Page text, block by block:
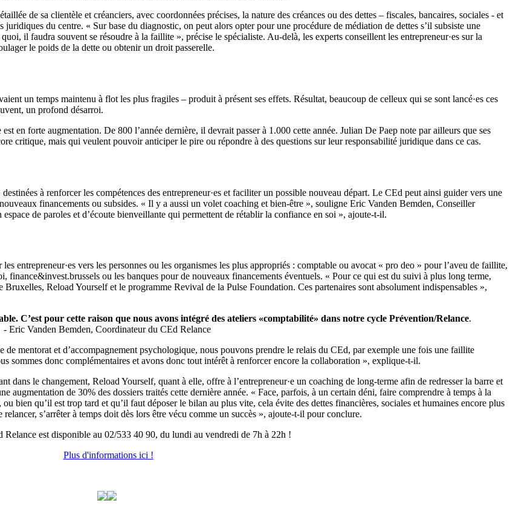
de sa clientèle et créanciers, avec coordonnées précises, la nature des créances ou des dettes – fiscales, bancaires, sociales - et
du centre. « Sur base du diagnostic, on peut alors opter pour une procédure de médiation de dettes s’il subsiste une
il faudra souvent se résoudre à la faillite », précise le spécialiste. Au-delà, les experts conseillent les entrepreneur·es sur la
le poids de la dette ou obtenir un droit passerelle.
un temps maintenu à flot les plus fragiles – produit à présent ses effets. Résultat, beaucoup de celleux qui se sont lancé·es ces
un profond désarroi.
en forte augmentation. De 800 l’année dernière, il devrait passer à 1.000 cette année. Julian De Paep note par ailleurs que ses
critique, mais qui veulent pouvoir anticiper le pire ou répondre à des questions sur leur responsabilité juridique dans ce cas.
à renforcer les compétences des entrepreneur·es et faciliter un possible nouveau départ. Le CEd peut ainsi guider vers une
financements ou subsides. « Il y a aussi un volet coaching et bien-être », souligne Eric Vanden Bemden, Conseiller
de paroles et d’écoute bienveillante qui permettent de rétablir la confiance en soi », ajoute-t-il.
entrepreneur·es vers les personnes ou les organismes les plus appropriés : comptable ou avocat « pro deo » pour l’aveu de faillite,
finance&invest.brussels ou les banques pour de nouveaux financements éventuels. « Pour ce qui est du suivi à plus long terme,
Reload Yourself et le programme Revival de la Pulse Foundation. Ces partenaires sont absolument indispensables »,
C’est pour cette raison que nous avons intégré des ateliers «comptabilité» dans notre cycle Prévention/Relance.
- Eric Vanden Bemden, Coordinateur du CEd Relance
mentorat et d’accompagnement psychologique, nous pouvons prendre le relais du CEd, par exemple une fois une faillite
sommes donc complémentaires et avons donc tout intérêt à renforcer encore la collaboration », explique-t-il.
dans le changement, Reload Yourself, quant à elle, offre à l’entrepreneur·e un coaching de long-terme afin de redresser la barre et
augmentation de 30% des dossiers traités cette dernière année. « Face, parfois, à un certain déni, faire comprendre à temps à la
bien qu’il est trop tard et qu’il faut déposer le bilan au plus vite, cela évite des dettes financières, sociales et humaines encore plus
s’arrêter à temps doit dès lors être vécu comme un succès », ajoute-t-il pour conclure.
Relance est disponible au 02/533 40 90, du lundi au vendredi de 7h à 22h !
Plus d'informations ici !